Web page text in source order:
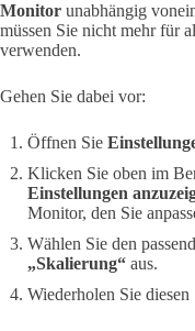
Monitor unabhängig
müssen Sie nicht mehr für
verwenden.
Gehen Sie dabei vor:
Öffnen Sie
Klicken Sie oben im
Einstellungen
Monitor, den Sie
Wählen Sie den
„Skalierung“ aus.
Wiederholen Sie